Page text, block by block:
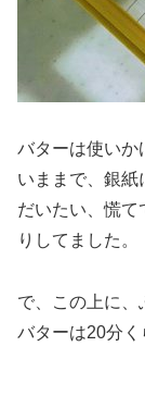
バターは使いか
いままで、銀紙
だいたい、慌て
りしてました。
で、この上に、
バターは20分く